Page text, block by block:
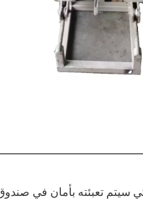
سيتم تعبئته بأمان في